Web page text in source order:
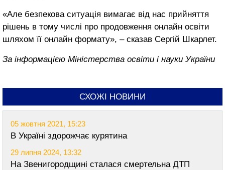
«Але безпекова ситуація вимагає від нас прийняття
рішень в тому числі про продовження онлайн освіти
шляхом її онлайн формату», – сказав Сергій Шкарлет.
За інформацією Міністерства освіти і науки України
СХОЖІ НОВИНИ
05 жовтня 2021, 15:23
В Україні здорожчає курятина
29 липня 2024, 13:32
На Звенигородщині сталася смертельна ДТП